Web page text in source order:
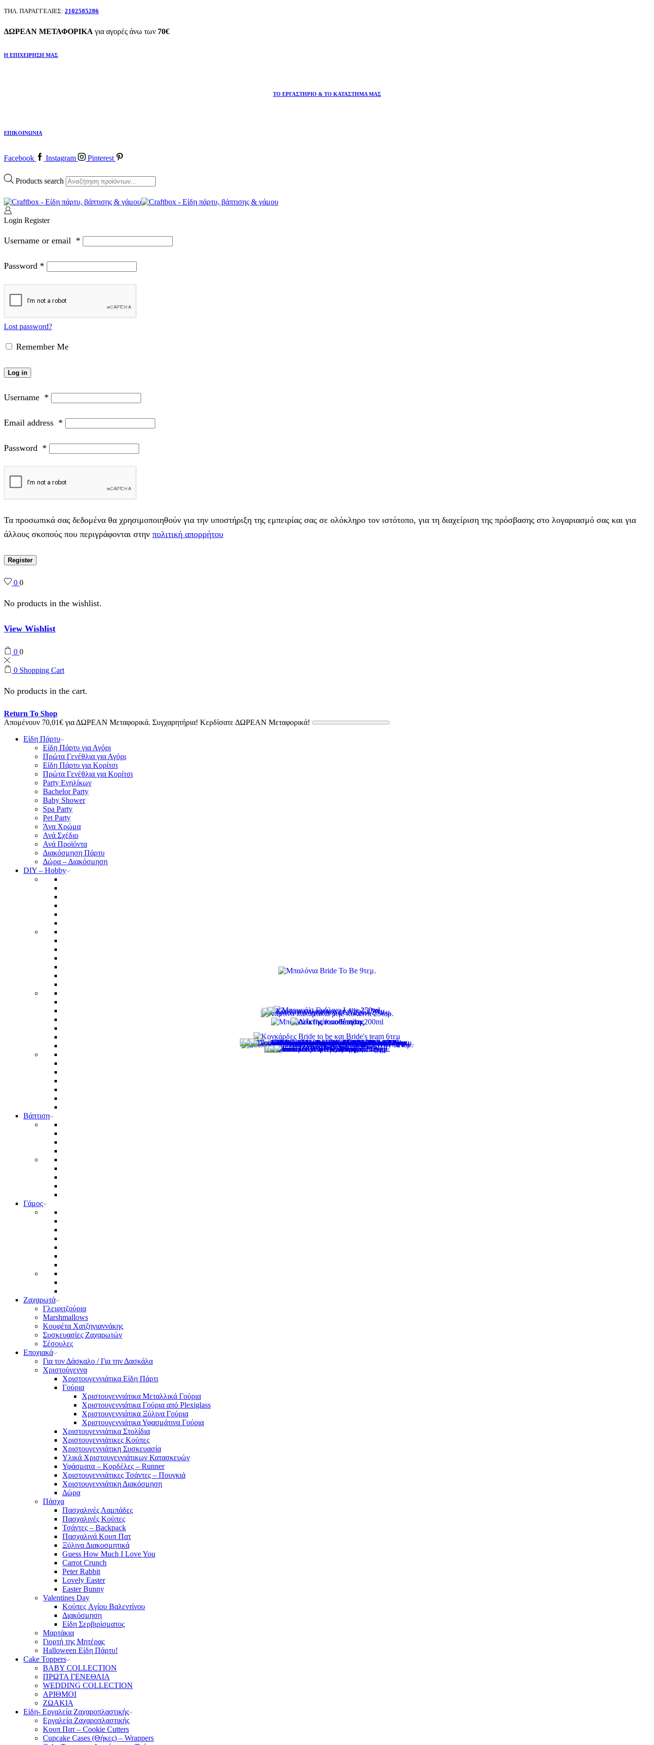
ΤΗΛ. ΠΑΡΑΓΓΕΛΙΕΣ: 2102585286
ΔΩΡΕΑΝ ΜΕΤΑΦΟΡΙΚΑ για αγορές άνω των 70€
Η ΕΠΙΧΕΙΡΗΣΗ ΜΑΣ
ΤΟ ΕΡΓΑΣΤΗΡΙΟ & ΤΟ ΚΑΤΑΣΤΗΜΑ ΜΑΣ
ΕΠΙΚΟΙΝΩΝΙΑ
Facebook Instagram Pinterest
Products search
Login Register
Username or email *
Password *
Lost password?
Remember Me
Log in
Username *
Email address *
Password *
Τα προσωπικά σας δεδομένα θα χρησιμοποιηθούν για την υποστήριξη της εμπειρίας σας σε ολόκληρο τον ιστότοπο, για τη διαχείριση της πρόσβασης στο λογαριασμό σας και για
άλλους σκοπούς που περιγράφονται στην πολιτική απορρήτου
Register
0 0
No products in the wishlist.
View Wishlist
0 0
0 Shopping Cart
No products in the cart.
Return To Shop
Απομένουν 70,01€ για ΔΩΡΕΑΝ Μεταφορικά. Συγχαρητήρια! Κερδίσατε ΔΩΡΕΑΝ Μεταφορικά!
Είδη Πάρτυ
Είδη Πάρτυ για Αγόρι
Πρώτα Γενέθλια για Αγόρι
Είδη Πάρτυ για Κορίτσι
Πρώτα Γενέθλια για Κορίτσι
Party Ενηλίκων
Bachelor Party
Baby Shower
Spa Party
Pet Party
Άνα Χρώμα
Ανά Σχέδιο
Ανά Προϊόντα
Διακόσμηση Πάρτυ
Δώρα – Διακόσμηση
DIY – Hobby
Βάπτιση
Γάμος
Ζαχαρωτά
Γλειφιτζούρια
Marshmallows
Κουφέτα Χατζηγιαννάκης
Συσκευασίες Ζαχαρωτών
Σέσουλες
Εποχιακά
Για τον Δάσκαλο / Για την Δασκάλα
Χριστούγεννα
Χριστουγεννιάτικα Είδη Πάρτι
Γούρια
Χριστουγεννιάτικα Μεταλλικά Γούρια
Χριστουγεννιάτικα Γούρια από Plexiglass
Χριστουγεννιάτικα Ξύλινα Γούρια
Χριστουγεννιάτικα Υφασμάτινα Γούρια
Χριστουγεννιάτικα Στολίδια
Χριστουγεννιάτικες Κούπες
Χριστουγεννιάτικη Συσκευασία
Υλικά Χριστουγεννιάτικων Κατασκευών
Υφάσματα – Κορδέλες – Runner
Χριστουγεννιάτικες Τσάντες – Πουγκιά
Χριστουγεννιάτικη Διακόσμηση
Δώρα
Πάσχα
Πασχαλινές Λαμπάδες
Πασχαλινές Κούπες
Τσάντες – Backpack
Πασχαλινά Κουπ Πατ
Ξύλινα Διακοσμητικά
Guess How Much I Love You
Carrot Crunch
Peter Rabbit
Lovely Easter
Easter Bunny
Valentines Day
Κούπες Aγίου Βαλεντίνου
Διακόσμηση
Είδη Σερβιρίσματος
Μαρτάκια
Γιορτή της Μητέρας
Halloween Είδη Πάρτυ!
Cake Toppers
BABY COLLECTION
ΠΡΩΤΑ ΓΕΝΕΘΛΙΑ
WEDDING COLLECTION
ΑΡΙΘΜΟΙ
ΖΩΑΚΙΑ
Είδη- Εργαλεία Ζαχαροπλαστικής
Εργαλεία Ζαχαροπλαστικής
Κουπ Πατ – Cookie Cutters
Cupcake Cases (Θήκες) – Wrappers